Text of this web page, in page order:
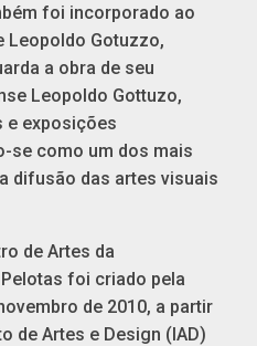
foi incorporado ao
Leopoldo Gotuzzo,
a obra de seu
Leopoldo Gottuzo,
e exposições
se como um dos mais
difusão das artes visuais
de Artes da
foi criado pela
de 2010, a partir
de Artes e Design (IAD)